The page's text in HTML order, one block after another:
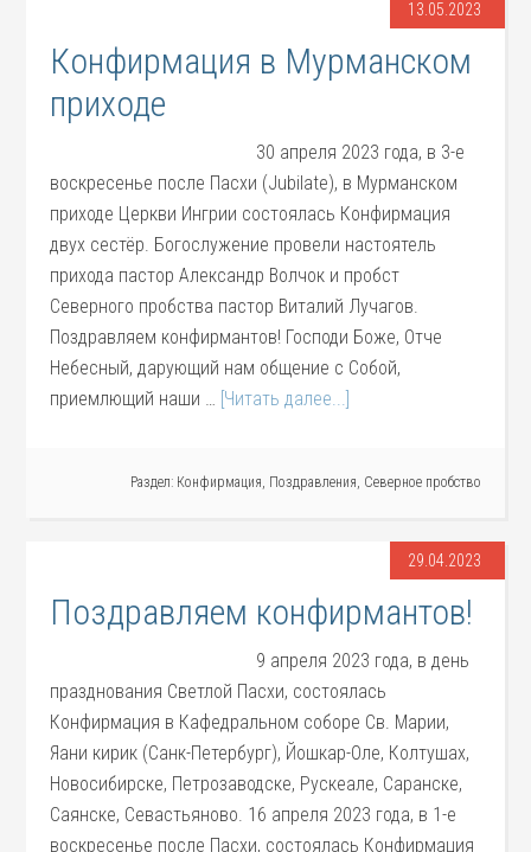
13.05.2023
Конфирмация в Мурманском
приходе
30 апреля 2023 года, в 3-е
воскресенье после Пасхи (Jubilate), в Мурманском
приходе Церкви Ингрии состоялась Конфирмация
двух сестёр. Богослужение провели настоятель
прихода пастор Александр Волчок и пробст
Северного пробства пастор Виталий Лучагов.
Поздравляем конфирмантов! Господи Боже, Отче
Небесный, дарующий нам общение с Собой,
приемлющий наши … [Читать далее...]
Раздел: Конфирмация, Поздравления, Северное пробство
29.04.2023
Поздравляем конфирмантов!
9 апреля 2023 года, в день
празднования Светлой Пасхи, состоялась
Конфирмация в Кафедральном соборе Св. Марии,
Яани кирик (Санк-Петербург), Йошкар-Оле, Колтушах,
Новосибирске, Петрозаводске, Рускеале, Саранске,
Саянске, Севастьяново. 16 апреля 2023 года, в 1-е
воскресенье после Пасхи, состоялась Конфирмация